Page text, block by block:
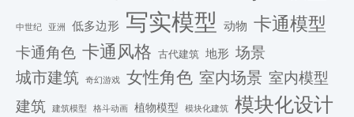
中世纪 亚洲 低多边形 写实模型 动物 卡通模型
卡通角色 卡通风格 古代建筑 地形 场景
城市建筑
奇幻游戏 女性角色 室内场景 室内模型
建筑 建筑模型 格斗动画 植物模型 模块化建筑 模块化设计